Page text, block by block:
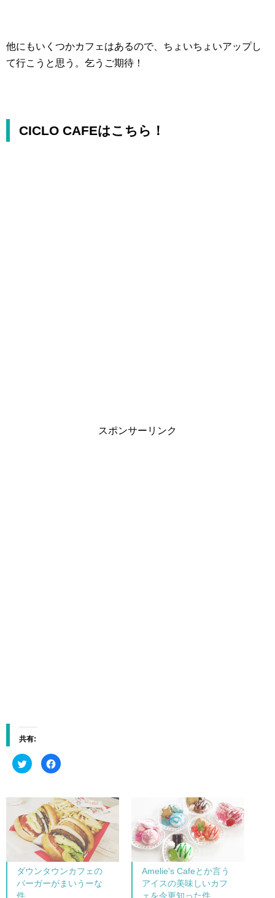
他にもいくつかカフェはあるので、ちょいちょいアップし
て行こうと思う。乞うご期待！
CICLO CAFEはこちら！
スポンサーリンク
共有:
ク
リ
て
w
i
t
t
e
共
有
新
F
a
o
o
k
で
共
有
す
る
に
は
ク
リ
ッ
ダウンタウンカフェの
バーガーがまいうーな
件
Amelie's Cafeとか言う
アイスの美味しいカフ
ェを今更知った件